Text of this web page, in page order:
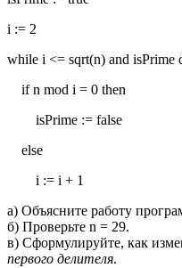
i := 2
while i <= sqrt(n) and isPrime
if n mod i = 0 then
isPrime := false
else
i := i + 1
а) Объясните работу
б) Проверьте n = 29.
в) Сформулируйте, как
первого делителя.